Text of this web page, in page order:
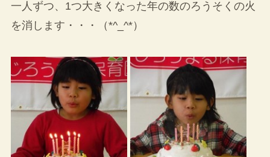
一人ずつ、1つ大きくなった年の数のろうそくの火
を消します・・・（*^_^*）